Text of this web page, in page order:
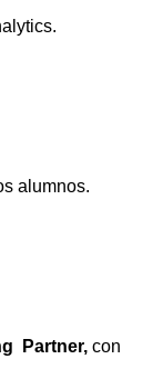
alumnos.
Partner, con